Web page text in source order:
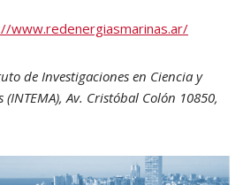
www.redenergiasmarinas.ar/
de Investigaciones en Ciencia y
Av. Cristóbal Colón 10850,